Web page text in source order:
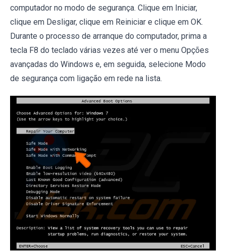
computador no modo de segurança. Clique em Iniciar,
clique em Desligar, clique em Reiniciar e clique em OK.
Durante o processo de arranque do computador, prima a
tecla F8 do teclado várias vezes até ver o menu Opções
avançadas do Windows e, em seguida, selecione Modo
de segurança com ligação em rede na lista.